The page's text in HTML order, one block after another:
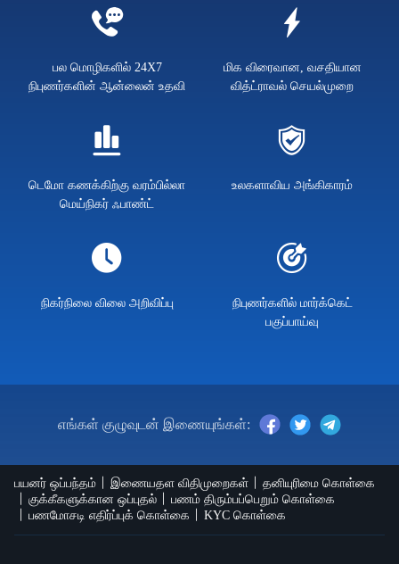
பல மொழிகளில் 24X7
நிபுணர்களின் ஆன்லைன் உதவி
மிக விரைவான, வசதியான
வித்ட்ராவல் செயல்முறை
டெமோ கணக்கிற்கு வரம்பில்லா
மெய்நிகர் ஃபாண்ட்
உலகளாவிய அங்கிகாரம்
நிகர்நிலை விலை அறிவிப்பு
நிபுணர்களில் மார்க்கெட்
பகுப்பாய்வு
எங்கள் குழுவுடன் இணையுங்கள்:
பயனர் ஒப்பந்தம் இணையதள விதிமுறைகள்
தனியுரிமை கொள்கை
குக்கீகளுக்கான ஒப்புதல்
பணம் திரும்பப்பெறும் கொள்கை
பணமோசடி எதிர்ப்புக் கொள்கை
KYC கொள்கை